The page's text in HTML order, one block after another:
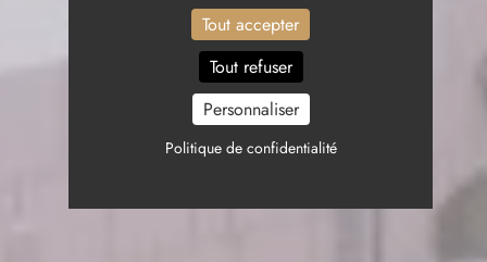
Tout accepter
Tout refuser
Personnaliser
Politique de confidentialité